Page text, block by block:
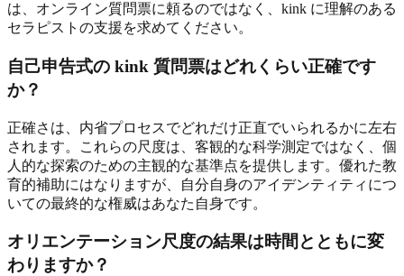
は、オンライン質問票に頼るのではなく、kink に理解のある
セラピストの支援を求めてください。
自己申告式の kink 質問票はどれくらい正確です
か？
正確さは、内省プロセスでどれだけ正直でいられるかに左右
されます。これらの尺度は、客観的な科学測定ではなく、個
人的な探索のための主観的な基準点を提供します。優れた教
育的補助にはなりますが、自分自身のアイデンティティにつ
いての最終的な権威はあなた自身です。
オリエンテーション尺度の結果は時間とともに変
わりますか？